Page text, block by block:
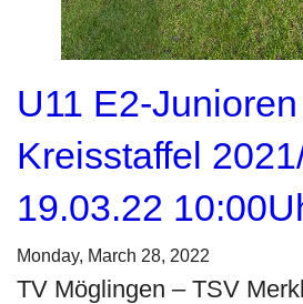
U11 E2-Junioren
Kreisstaffel
19.03.22
Monday, March 28, 2022
TV Möglingen – TSV